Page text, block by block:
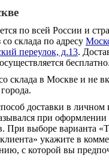
по всей России и
склада по адресу
переулок, д.13.
бесплатно.
склада в Москве и не
доставки в личном
при оформлении
При выборе варианта
укажите в
с которой вы